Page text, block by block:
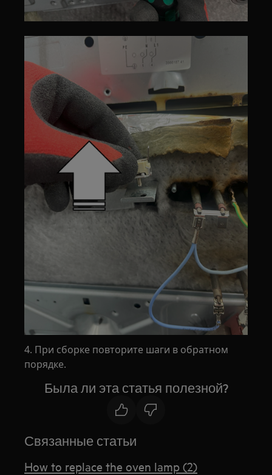
4. При сборке повторите шаги в обратном
порядке.
Была ли эта статья полезной?
Связанные статьи
How to replace the oven lamp (2)